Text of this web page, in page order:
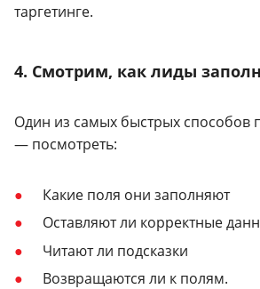
таргетинге.
4. Смотрим, как лиды
Один из самых быстрых способов
— посмотреть:
Какие поля они заполняют
Оставляют ли корректные
Читают ли подсказки
Возвращаются ли к полям.